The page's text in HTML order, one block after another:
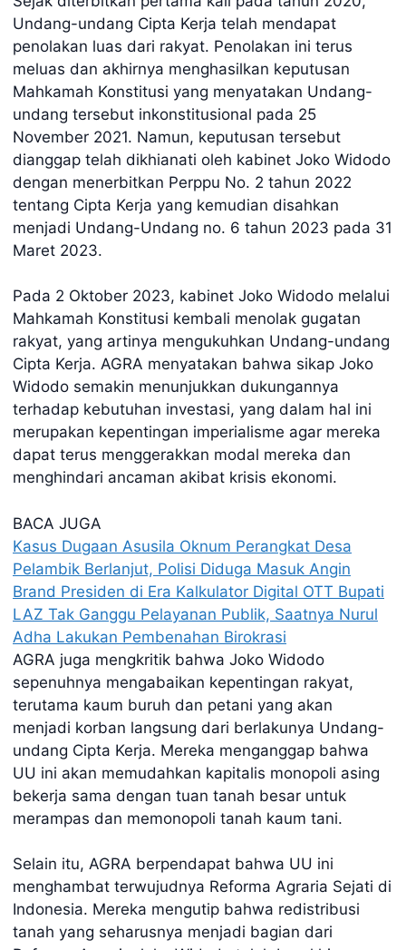
Undang-undang Cipta Kerja telah mendapat
penolakan luas dari rakyat. Penolakan ini terus
meluas dan akhirnya menghasilkan keputusan
Mahkamah Konstitusi yang menyatakan Undang-
undang tersebut inkonstitusional pada 25
November 2021. Namun, keputusan tersebut
dianggap telah dikhianati oleh kabinet Joko Widodo
dengan menerbitkan Perppu No. 2 tahun 2022
tentang Cipta Kerja yang kemudian disahkan
menjadi Undang-Undang no. 6 tahun 2023 pada 31
Maret 2023.
Pada 2 Oktober 2023, kabinet Joko Widodo melalui
Mahkamah Konstitusi kembali menolak gugatan
rakyat, yang artinya mengukuhkan Undang-undang
Cipta Kerja. AGRA menyatakan bahwa sikap Joko
Widodo semakin menunjukkan dukungannya
terhadap kebutuhan investasi, yang dalam hal ini
merupakan kepentingan imperialisme agar mereka
dapat terus menggerakkan modal mereka dan
menghindari ancaman akibat krisis ekonomi.
BACA JUGA
Kasus Dugaan Asusila Oknum Perangkat Desa
Pelambik Berlanjut, Polisi Diduga Masuk Angin
Brand Presiden di Era Kalkulator Digital OTT Bupati
LAZ Tak Ganggu Pelayanan Publik, Saatnya Nurul
Adha Lakukan Pembenahan Birokrasi
AGRA juga mengkritik bahwa Joko Widodo
sepenuhnya mengabaikan kepentingan rakyat,
terutama kaum buruh dan petani yang akan
menjadi korban langsung dari berlakunya Undang-
undang Cipta Kerja. Mereka menganggap bahwa
UU ini akan memudahkan kapitalis monopoli asing
bekerja sama dengan tuan tanah besar untuk
merampas dan memonopoli tanah kaum tani.
Selain itu, AGRA berpendapat bahwa UU ini
menghambat terwujudnya Reforma Agraria Sejati di
Indonesia. Mereka mengutip bahwa redistribusi
tanah yang seharusnya menjadi bagian dari